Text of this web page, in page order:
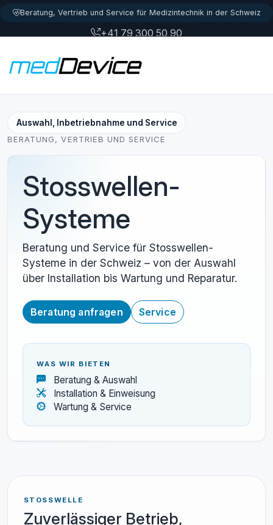
Zum Inhalt springen
Beratung, Vertrieb und Service für Medizintechnik in der Schweiz
+41 79 300 50 90
info@meddevice.ch
Login
Auswahl, Inbetriebnahme und Service
BERATUNG, VERTRIEB UND SERVICE
Stosswellen-
Systeme
Beratung und Service für Stosswellen-
Systeme in der Schweiz – von der Auswahl
über Installation bis Wartung und Reparatur.
Beratung anfragen Service
WAS WIR BIETEN
Beratung & Auswahl
Installation & Einweisung
Wartung & Service
STOSSWELLE
Zuverlässiger Betrieb,